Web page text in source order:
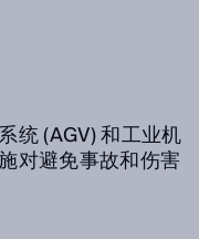
统 (AGV) 和工业机
对避免事故和伤害